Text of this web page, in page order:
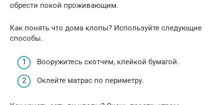
обрести покой проживающим.
Как понять что дома клопы? Используйте следующие
способы.
Вооружитесь скотчем, клейкой бумагой.
Оклейте матрас по периметру.